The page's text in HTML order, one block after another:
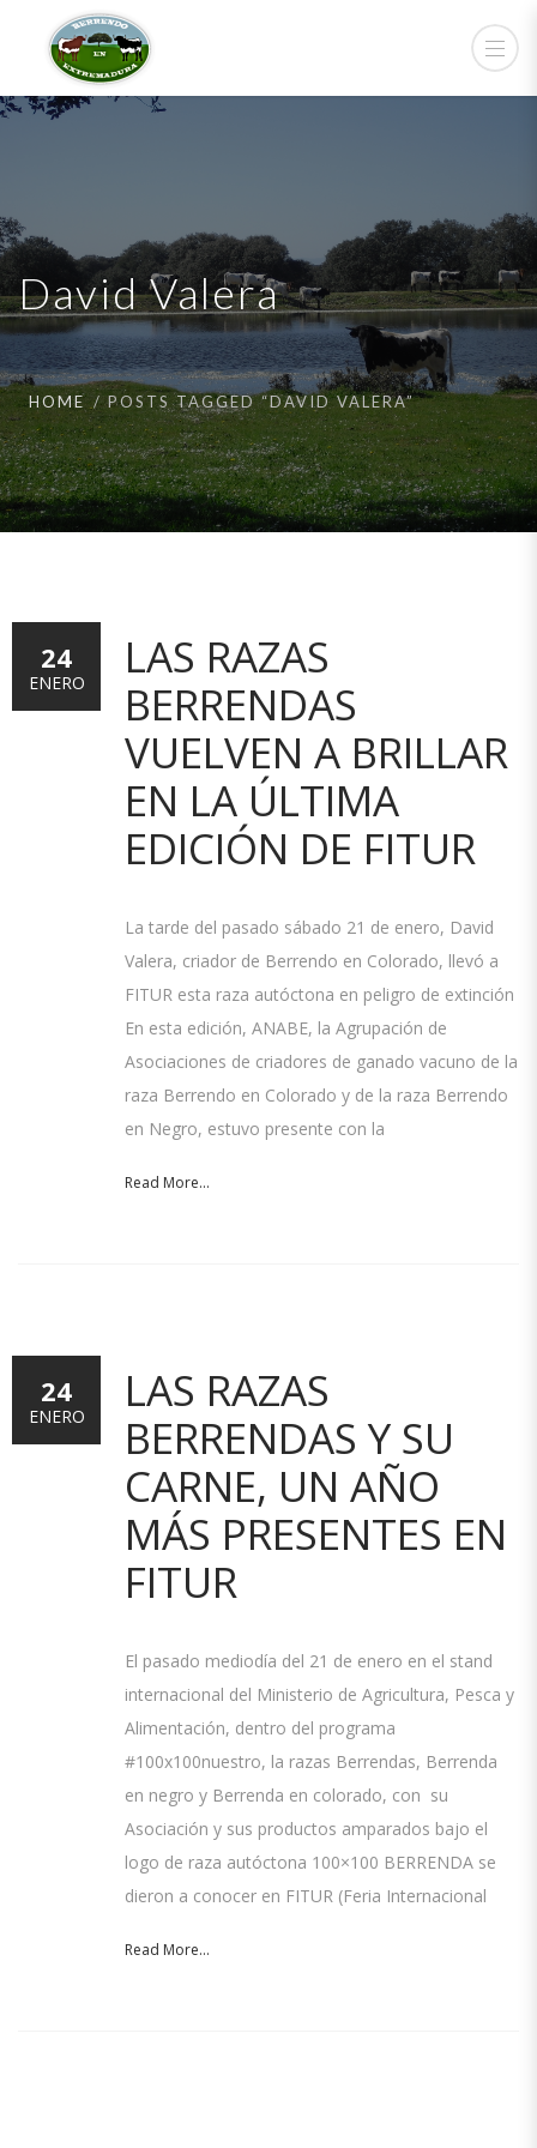
David Valera
HOME POSTS TAGGED “DAVID VALERA”
LAS RAZAS
BERRENDAS
VUELVEN A BRILLAR
EN LA ÚLTIMA
EDICIÓN DE FITUR
La tarde del pasado sábado 21 de enero, David
Valera, criador de Berrendo en Colorado, llevó a
FITUR esta raza autóctona en peligro de extinción
En esta edición, ANABE, la Agrupación de
Asociaciones de criadores de ganado vacuno de la
raza Berrendo en Colorado y de la raza Berrendo
en Negro, estuvo presente con la
Read More...
24
ENERO
LAS RAZAS
BERRENDAS Y SU
CARNE, UN AÑO
MÁS PRESENTES EN
FITUR
El pasado mediodía del 21 de enero en el stand
internacional del Ministerio de Agricultura, Pesca y
Alimentación, dentro del programa
#100x100nuestro, la razas Berrendas, Berrenda
en negro y Berrenda en colorado, con su
Asociación y sus productos amparados bajo el
logo de raza autóctona 100×100 BERRENDA se
dieron a conocer en FITUR (Feria Internacional
Read More...
24
ENERO